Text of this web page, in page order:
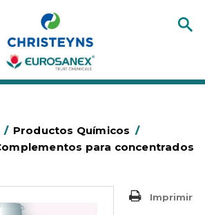
/ Productos Químicos /
para concentrados
Imprimir